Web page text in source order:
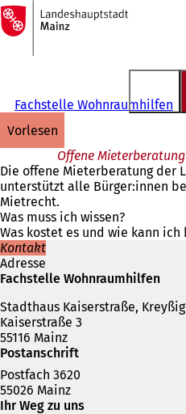
Inhalt anspringen
Zur
Startseite
Fachstelle Wohnraumhilfen
vorlesen
Offene
Die offene Mieterberatung der
unterstützt alle Bürger:innen
Mietrecht.
Was muss ich wissen?
Was kostet es und wie kann ich
Kontakt
Adresse
Fachstelle Wohnraumhilfen
Stadthaus Kaiserstraße,
Kaiserstraße 3
55116 Mainz
Postanschrift
Postfach 3620
55026 Mainz
Ihr Weg zu uns